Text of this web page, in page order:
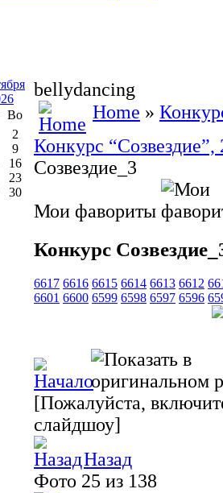
bellydancing
Home »
Конкурс
Созвездие_3
Мои фавориты
Конкурс
6617 6616 6615 6614 6613 6612
6601 6600 6599 6598 6597 6596
[Пожалуйста,
слайдшоу]
Назад
Фото 25 из 138
Во
2
9
16
23
30